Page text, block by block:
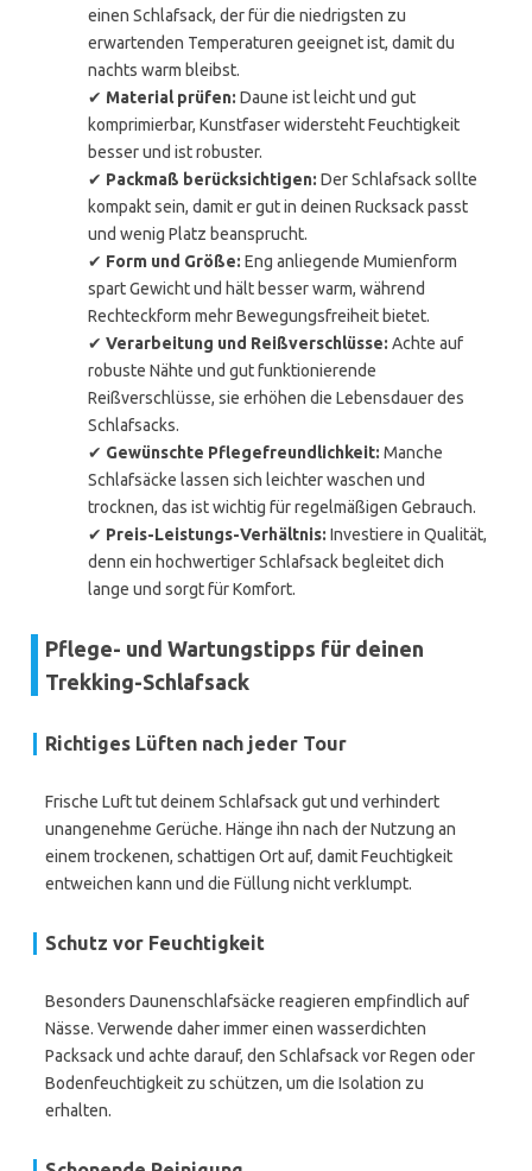
einen Schlafsack, der für die niedrigsten zu
erwartenden Temperaturen geeignet ist, damit du
nachts warm bleibst.
✔ Material prüfen: Daune ist leicht und gut
komprimierbar, Kunstfaser widersteht Feuchtigkeit
besser und ist robuster.
✔ Packmaß berücksichtigen: Der Schlafsack sollte
kompakt sein, damit er gut in deinen Rucksack passt
und wenig Platz beansprucht.
✔ Form und Größe: Eng anliegende Mumienform
spart Gewicht und hält besser warm, während
Rechteckform mehr Bewegungsfreiheit bietet.
✔ Verarbeitung und Reißverschlüsse: Achte auf
robuste Nähte und gut funktionierende
Reißverschlüsse, sie erhöhen die Lebensdauer des
Schlafsacks.
✔ Gewünschte Pflegefreundlichkeit: Manche
Schlafsäcke lassen sich leichter waschen und
trocknen, das ist wichtig für regelmäßigen Gebrauch.
✔ Preis-Leistungs-Verhältnis: Investiere in Qualität,
denn ein hochwertiger Schlafsack begleitet dich
lange und sorgt für Komfort.
Pflege- und Wartungstipps für deinen
Trekking-Schlafsack
Richtiges Lüften nach jeder Tour
Frische Luft tut deinem Schlafsack gut und verhindert
unangenehme Gerüche. Hänge ihn nach der Nutzung an
einem trockenen, schattigen Ort auf, damit Feuchtigkeit
entweichen kann und die Füllung nicht verklumpt.
Schutz vor Feuchtigkeit
Besonders Daunenschlafsäcke reagieren empfindlich auf
Nässe. Verwende daher immer einen wasserdichten
Packsack und achte darauf, den Schlafsack vor Regen oder
Bodenfeuchtigkeit zu schützen, um die Isolation zu
erhalten.